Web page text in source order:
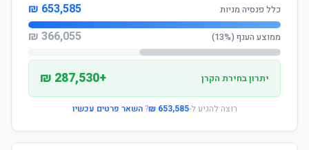
כלל פנסיה מניות 653,585 ₪
ממוצע הענף (13%) 366,055 ₪
יתרון בחירת הקרן +287,530 ₪
רוצה להגיע ל-653,585 ₪
?השאר פרטים עכשיו